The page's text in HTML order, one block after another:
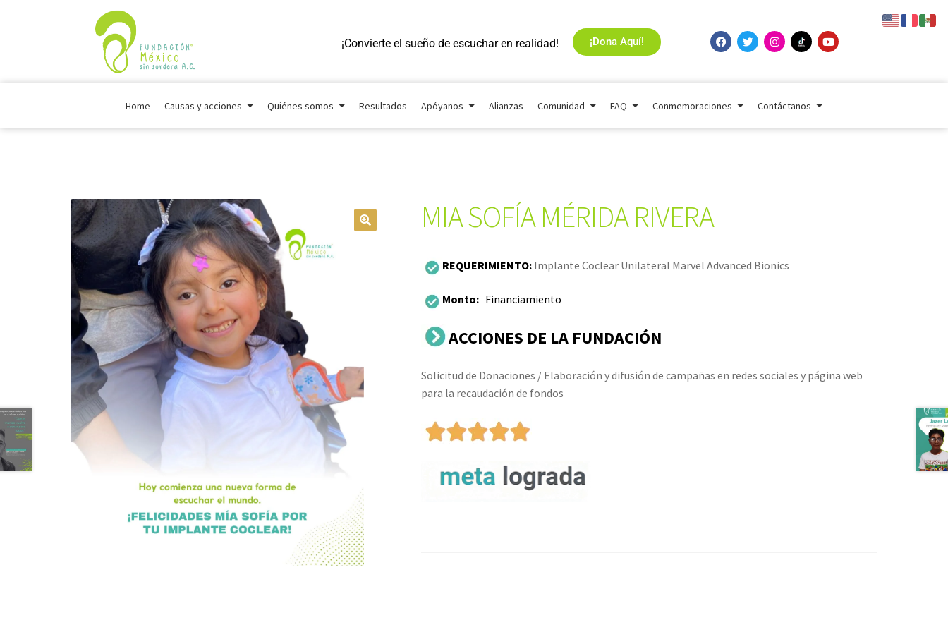
¡Convierte el sueño de escuchar en realidad! ¡Dona Aquí!
Home Causas y acciones Quiénes somos Resultados Apóyanos Alianzas Comunidad FAQ Conmemoraciones Contáctanos
MIA SOFÍA MÉRIDA RIVERA
REQUERIMIENTO: Implante Coclear Unilateral Marvel Advanced Bionics
Monto: Financiamiento
ACCIONES DE LA FUNDACIÓN
Solicitud de Donaciones / Elaboración y difusión de campañas en redes sociales y página web
para la recaudación de fondos